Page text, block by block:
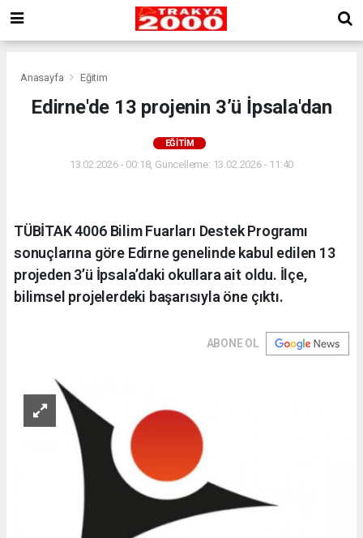
Anasayfa Eğitim
Edirne'de 13 projenin 3’ü İpsala'dan
EĞITIM
13.02.2026 - 00:18, Güncelleme: 13.02.2026 - 11:40
TÜBİTAK 4006 Bilim Fuarları Destek Programı
sonuçlarına göre Edirne genelinde kabul edilen 13
projeden 3’ü İpsala’daki okullara ait oldu. İlçe,
bilimsel projelerdeki başarısıyla öne çıktı.
ABONE OL